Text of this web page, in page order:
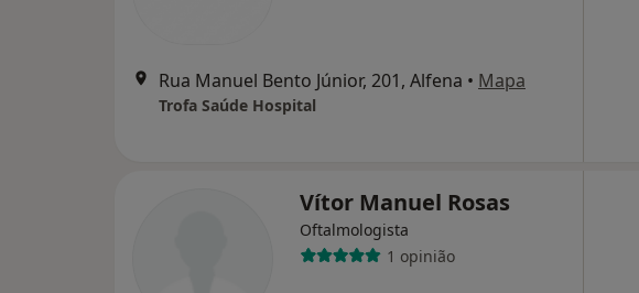
Rua Manuel Bento Júnior, 201, Alfena • Mapa
Trofa Saúde Hospital
Vítor Manuel Rosas
Oftalmologista
1 opinião